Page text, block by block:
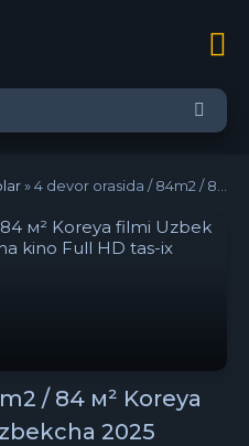
» 4 devor orasida / 84m2 / 84 м² Koreya filmi Uzbek tilida O'zbekcha 2025 tarjima kino Full HD tas-ix skachat
/ 84 м² Koreya
2025